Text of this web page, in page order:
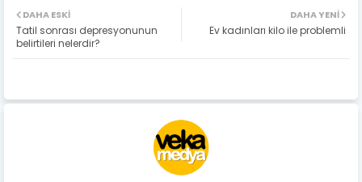
DAHA YENI
Ev kadınları kilo ile problemli
DAHA ESKI
Tatil sonrası depresyonunun
belirtileri nelerdir?